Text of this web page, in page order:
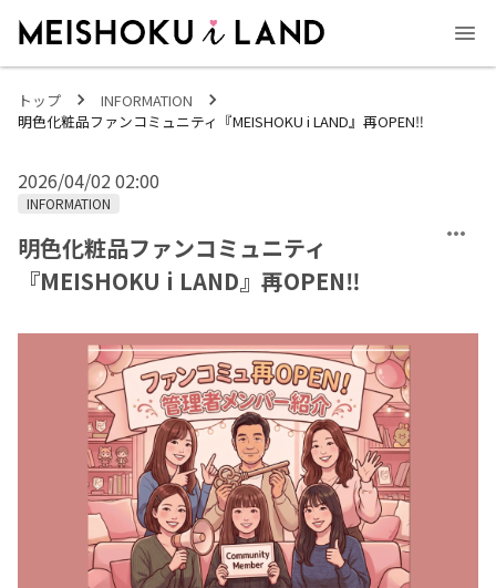
トップ
INFORMATION
明色化粧品ファンコミュニティ『MEISHOKU i LAND』再OPEN‼
2026/04/02 02:00
INFORMATION
明色化粧品ファンコミュニティ
『MEISHOKU i LAND』再OPEN‼